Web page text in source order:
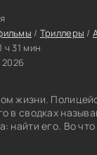
/ Триллеры /
1 ч 31 мин
жизни.
в сводках
найти его. Во